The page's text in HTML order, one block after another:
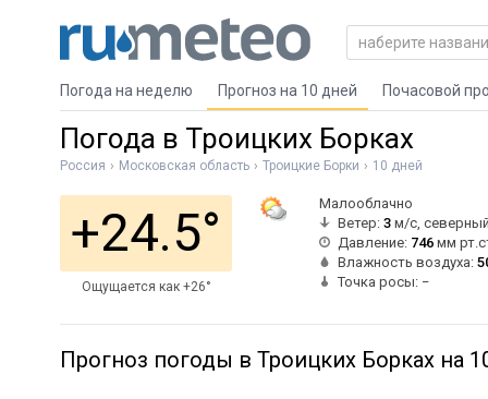
Погода на неделю Прогноз на 10 дней Почасовой
Погода в Троицких Борках
Россия Московская область Троицкие Борки 10 дней
+24.5°
Ощущается как +26°
Малооблачно
Ветер: 3 м/с,
Давление: 746 мм
Влажность воздуха:
Точка росы: −
Прогноз погоды в Троицких Борках на